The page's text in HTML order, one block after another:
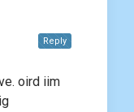
oird iim
Reply